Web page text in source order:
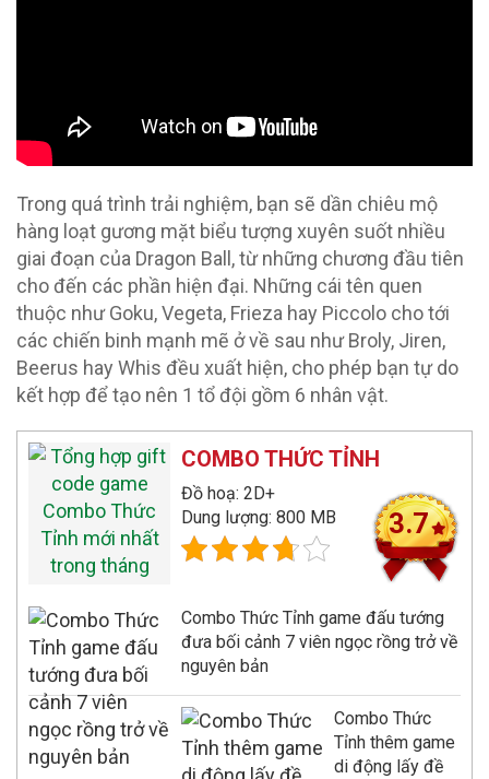
Trong quá trình trải nghiệm, bạn sẽ dần chiêu mộ
hàng loạt gương mặt biểu tượng xuyên suốt nhiều
giai đoạn của Dragon Ball, từ những chương đầu tiên
cho đến các phần hiện đại. Những cái tên quen
thuộc như Goku, Vegeta, Frieza hay Piccolo cho tới
các chiến binh mạnh mẽ ở về sau như Broly, Jiren,
Beerus hay Whis đều xuất hiện, cho phép bạn tự do
kết hợp để tạo nên 1 tổ đội gồm 6 nhân vật.
COMBO THỨC TỈNH
Đồ hoạ: 2D+
Dung lượng: 800 MB
3.7
Combo Thức Tỉnh game đấu tướng
đưa bối cảnh 7 viên ngọc rồng trở về
nguyên bản
Combo Thức
Tỉnh thêm game
di động lấy đề